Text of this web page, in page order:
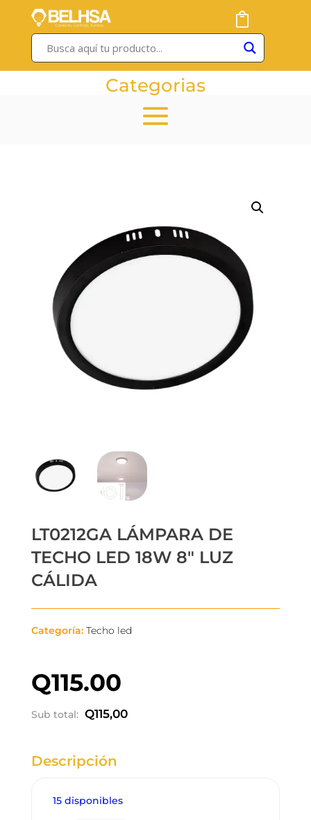
Categorias
LT0212GA LÁMPARA DE
TECHO LED 18W 8″ LUZ
CÁLIDA
Categoría: Techo led
Q115.00
Sub total: Q115,00
Descripción
15 disponibles